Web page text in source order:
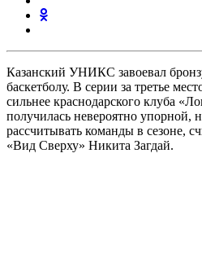
Казанский УНИКС завоевал
баскетболу. В серии за третье
сильнее краснодарского клуба
получилась невероятно упорной,
рассчитывать команды в сезоне,
«Вид Сверху» Никита Загдай.